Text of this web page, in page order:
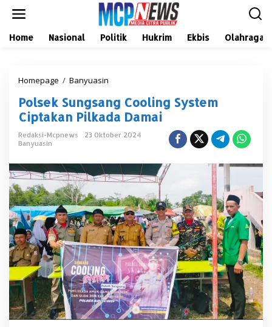
Home Nasional Politik Hukrim Ekbis Olahraga
Homepage / Banyuasin
l
s
e
k
g
a
n
g
C
o
o
i
n
g
S
y
Polsek Sungsang Cooling System
Ciptakan Pilkada Damai
Redaksi-Mcpnews
23 Oktober 2024
Banyuasin